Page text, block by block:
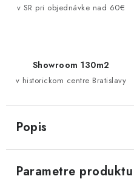
v SR pri objednávke nad 60€
Showroom 130m2
v historickom centre Bratislavy
Popis
Parametre produktu